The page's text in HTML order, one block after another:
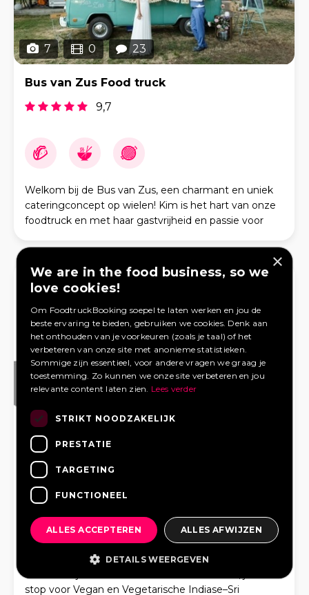
7 0 23
Bus van Zus Food truck
9,7
Welkom bij de Bus van Zus, een charmant en uniek
cateringconcept op wielen! Kim is het hart van onze
foodtruck en met haar gastvrijheid en passie voor
11
Coffee Chaai Chaat
9,8
stop voor Vegan en Vegetarische Indiase–Sri
×
We are in the food business, so we
love cookies!
Om FoodtruckBooking soepel te laten werken en jou de
beste ervaring te bieden, gebruiken we cookies. Denk aan
het onthouden van je voorkeuren (zoals je taal) of het
verbeteren van onze site met anonieme statistieken.
Sommige zijn essentieel, voor andere vragen we graag je
toestemming. Zo kunnen we onze site verbeteren en jou
relevante content laten zien. Lees verder
STRIKT NOODZAKELIJK
PRESTATIE
TARGETING
FUNCTIONEEL
ALLES ACCEPTEREN ALLES AFWIJZEN
DETAILS WEERGEVEN